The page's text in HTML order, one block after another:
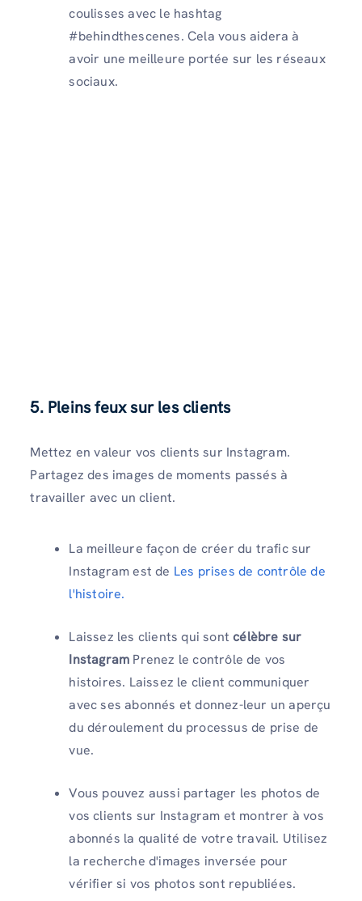
coulisses avec le hashtag
#behindthescenes. Cela vous aidera à
avoir une meilleure portée sur les réseaux
sociaux.
5. Pleins feux sur les clients
Mettez en valeur vos clients sur Instagram.
Partagez des images de moments passés à
travailler avec un client.
La meilleure façon de créer du trafic sur
Instagram est de Les prises de contrôle de
l'histoire.
Laissez les clients qui sontcélèbre sur
Instagram Prenez le contrôle de vos
histoires. Laissez le client communiquer
avec ses abonnés et donnez-leur un aperçu
du déroulement du processus de prise de
vue.
Vous pouvez aussi partager les photos de
vos clients sur Instagram et montrer à vos
abonnés la qualité de votre travail. Utilisez
la recherche d'images inversée pour
vérifier si vos photos sont republiées.